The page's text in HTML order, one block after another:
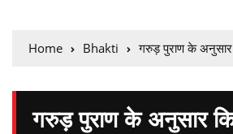
Home Bhakti गरुड़ पुराण के
गरुड़ पुराण के अनुसार